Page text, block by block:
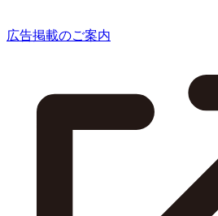
広告掲載のご案内